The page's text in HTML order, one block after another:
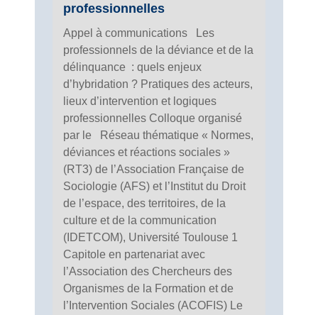
professionnelles
Appel à communications Les
professionnels de la déviance et de la
délinquance : quels enjeux
d’hybridation ? Pratiques des acteurs,
lieux d’intervention et logiques
professionnelles Colloque organisé
par le Réseau thématique « Normes,
déviances et réactions sociales »
(RT3) de l’Association Française de
Sociologie (AFS) et l’Institut du Droit
de l’espace, des territoires, de la
culture et de la communication
(IDETCOM), Université Toulouse 1
Capitole en partenariat avec
l’Association des Chercheurs des
Organismes de la Formation et de
l’Intervention Sociales (ACOFIS) Le